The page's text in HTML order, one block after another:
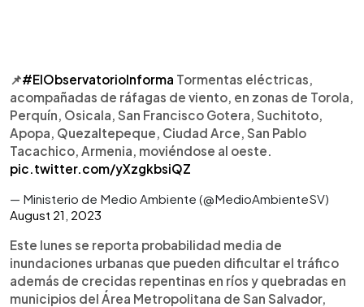
📌#ElObservatorioInforma Tormentas eléctricas,
acompañadas de ráfagas de viento, en zonas de Torola,
Perquín, Osicala, San Francisco Gotera, Suchitoto,
Apopa, Quezaltepeque, Ciudad Arce, San Pablo
Tacachico, Armenia, moviéndose al oeste.
pic.twitter.com/yXzgkbsiQZ
— Ministerio de Medio Ambiente (@MedioAmbienteSV)
August 21, 2023
Este lunes se reporta probabilidad media de
inundaciones urbanas que pueden dificultar el tráfico
además de crecidas repentinas en ríos y quebradas en
municipios del Área Metropolitana de San Salvador,